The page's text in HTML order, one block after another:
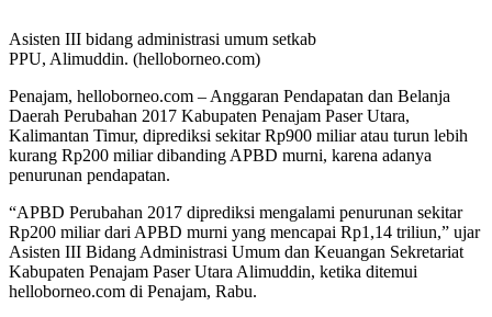
Asisten III bidang administrasi umum setkab
PPU, Alimuddin. (helloborneo.com)
Penajam, helloborneo.com – Anggaran Pendapatan dan Belanja
Daerah Perubahan 2017 Kabupaten Penajam Paser Utara,
Kalimantan Timur, diprediksi sekitar Rp900 miliar atau turun lebih
kurang Rp200 miliar dibanding APBD murni, karena adanya
penurunan pendapatan.
“APBD Perubahan 2017 diprediksi mengalami penurunan sekitar
Rp200 miliar dari APBD murni yang mencapai Rp1,14 triliun,” ujar
Asisten III Bidang Administrasi Umum dan Keuangan Sekretariat
Kabupaten Penajam Paser Utara Alimuddin, ketika ditemui
helloborneo.com di Penajam, Rabu.